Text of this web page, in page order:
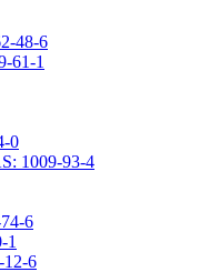
48-6
61-1
0
1009-93-4
6
1
12-6